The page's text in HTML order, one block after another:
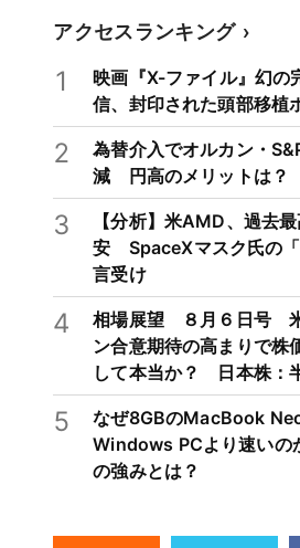
アクセスランキング
1
映画『X-ファイル』幻の
信、封印された頭部移植
2
為替介入でオルカン・
減 円高のメリットは？
3
【分析】米AMD、過去
安 SpaceXマスク氏の
言受け
4
相場展望 ８月６日号
ン合意期待の高まりで株
して本当か？ 日本株：
クルは3～4年周期で好
め注意
5
なぜ8GBのMacBook
Windows PCより速いの
の強みとは？